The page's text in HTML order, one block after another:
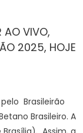
VIVO,
2025, HOJE
Brasileirão
Brasileiro. A